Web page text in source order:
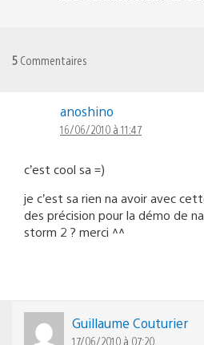
5 Commentaires
anoshino
16/06/2010 à 11:47
c’est cool sa =)
je c’est sa rien na avoir avec
des précision pour la démo de
storm 2 ? merci ^^
Guillaume Couturier
17/06/2010 à 07:20